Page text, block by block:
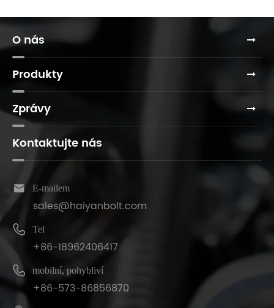
O nás
Produkty
Zprávy
Kontaktujte nás
 E-mailem
sales@haiyanbolt.com
 Tel
+86-18962406417
 mobilní, pohybliví
+86-573-86856870